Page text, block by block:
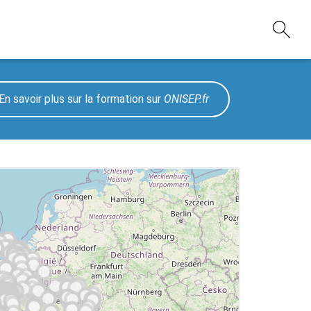
savoir plus sur la formation sur ONISEP.fr